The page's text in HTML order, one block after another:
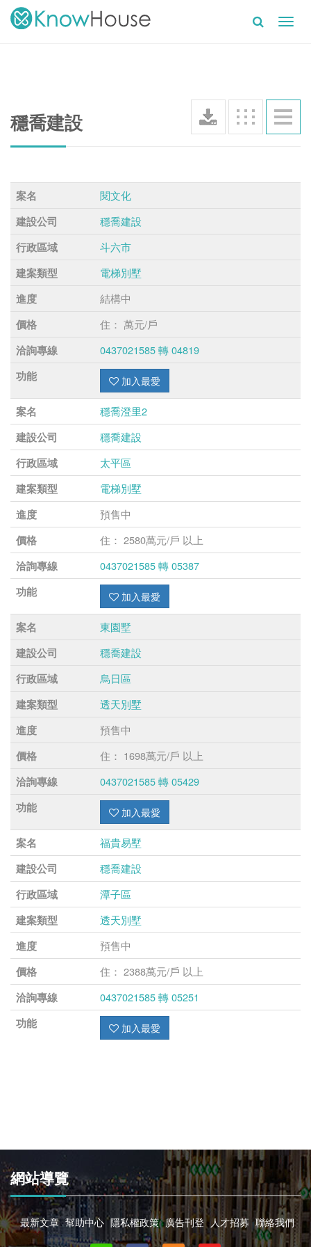
穩喬建設
案名 閱文化
建設公司 穩喬建設
行政區域 斗六市
建案類型 電梯別墅
進度 結構中
價格 住： 萬元/戶
洽詢專線 0437021585 轉 04819
功能 加入最愛
案名 穩喬澄里2
建設公司 穩喬建設
行政區域 太平區
建案類型 電梯別墅
進度 預售中
價格 住： 2580萬元/戶 以上
洽詢專線 0437021585 轉 05387
功能 加入最愛
案名 東園墅
建設公司 穩喬建設
行政區域 烏日區
建案類型 透天別墅
進度 預售中
價格 住： 1698萬元/戶 以上
洽詢專線 0437021585 轉 05429
功能 加入最愛
案名 福貴易墅
建設公司 穩喬建設
行政區域 潭子區
建案類型 透天別墅
進度 預售中
價格 住： 2388萬元/戶 以上
洽詢專線 0437021585 轉 05251
功能 加入最愛
網站導覽
最新文章 幫助中心 隱私權政策 廣告刊登 人才招募 聯絡我們